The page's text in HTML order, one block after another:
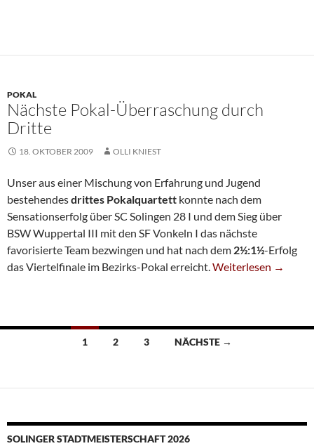
POKAL
Nächste Pokal-Überraschung durch
Dritte
18. OKTOBER 2009 OLLI KNIEST
Unser aus einer Mischung von Erfahrung und Jugend
bestehendesdrittes Pokalquartett konnte nach dem
Sensationserfolg über SC Solingen 28 I und dem Sieg über
BSW Wuppertal III mit den SF Vonkeln I das nächste
favorisierte Team bezwingen und hat nach dem 2½:1½-Erfolg
das Viertelfinale im Bezirks-Pokal erreicht.Nächste Pokal-
Weiterlesen →
Beitragsnavigation
1 2 3 NÄCHSTE →
SOLINGER STADTMEISTERSCHAFT 2026